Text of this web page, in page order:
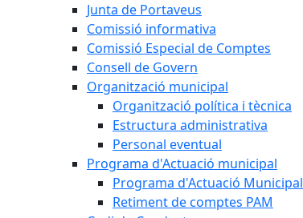
Junta de Portaveus
Comissió informativa
Comissió Especial de Comptes
Consell de Govern
Organització municipal
Organització política i tècnica
Estructura administrativa
Personal eventual
Programa d'Actuació municipal
Programa d'Actuació Municipal
Retiment de comptes PAM